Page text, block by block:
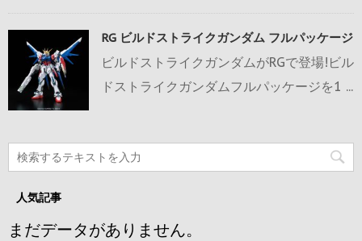
RG ビルドストライクガンダム フルパッケージ
ビルドストライクガンダムがRGで登場!ビル
ドストライクガンダムフルパッケージを1 ...
人気記事
まだデータがありません。